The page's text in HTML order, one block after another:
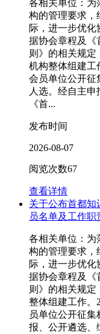
各相关单位：为
构的管理要求，
际，进一步优
据协会章程及《
则》的相关规定
机构整体组建工
会员单位公开征
人选。经自主申
《首...
发布时间
2026-08-07
阅览次数67
查看详情
关于公布首都知
员名单及工作职
各相关单位：为
构的管理要求，
际，进一步优
据协会章程及《
则》的相关规定
整体组建工作。
员单位公开征
报、公开遴选、